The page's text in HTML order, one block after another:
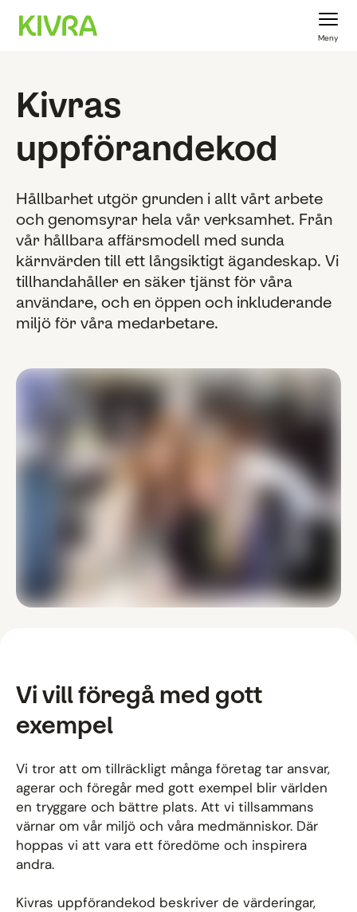
Meny
Kivras
uppförandekod
Hållbarhet utgör grunden i allt vårt arbete
och genomsyrar hela vår verksamhet. Från
vår hållbara affärsmodell med sunda
kärnvärden till ett långsiktigt ägandeskap. Vi
tillhandahåller en säker tjänst för våra
användare, och en öppen och inkluderande
miljö för våra medarbetare.
Vi vill föregå med gott
exempel
Vi tror att om tillräckligt många företag tar ansvar,
agerar och föregår med gott exempel blir världen
en tryggare och bättre plats. Att vi tillsammans
värnar om vår miljö och våra medmänniskor. Där
hoppas vi att vara ett föredöme och inspirera
andra.
Kivras uppförandekod beskriver de värderingar,